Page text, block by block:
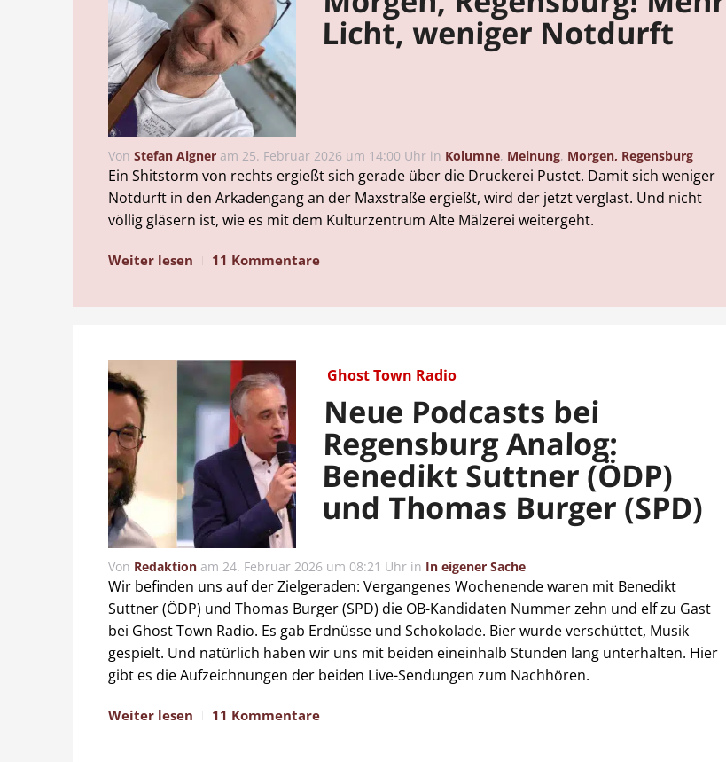
Licht, weniger Notdurft
Von Stefan Aigner am 25. Februar 2026 um 14:00 Uhr in Kolumne, Meinung, Morgen, Regensburg
Ein Shitstorm von rechts ergießt sich gerade über die Druckerei Pustet. Damit sich weniger
Notdurft in den Arkadengang an der Maxstraße ergießt, wird der jetzt verglast. Und nicht
völlig gläsern ist, wie es mit dem Kulturzentrum Alte Mälzerei weitergeht.
Weiter lesen 11 Kommentare
Ghost Town Radio
Neue Podcasts bei
Regensburg Analog:
Benedikt Suttner (ÖDP)
und Thomas Burger (SPD)
Von Redaktion am 24. Februar 2026 um 08:21 Uhr in In eigener Sache
Wir befinden uns auf der Zielgeraden: Vergangenes Wochenende waren mit Benedikt
Suttner (ÖDP) und Thomas Burger (SPD) die OB-Kandidaten Nummer zehn und elf zu Gast
bei Ghost Town Radio. Es gab Erdnüsse und Schokolade. Bier wurde verschüttet, Musik
gespielt. Und natürlich haben wir uns mit beiden eineinhalb Stunden lang unterhalten. Hier
gibt es die Aufzeichnungen der beiden Live-Sendungen zum Nachhören.
Weiter lesen 11 Kommentare